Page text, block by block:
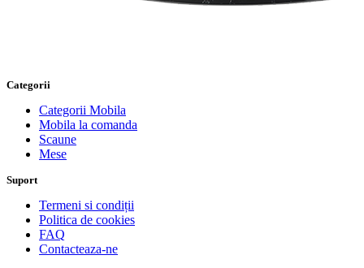
Categorii
Categorii Mobila
Mobila la comanda
Scaune
Mese
Suport
Termeni si condiții
Politica de cookies
FAQ
Contacteaza-ne